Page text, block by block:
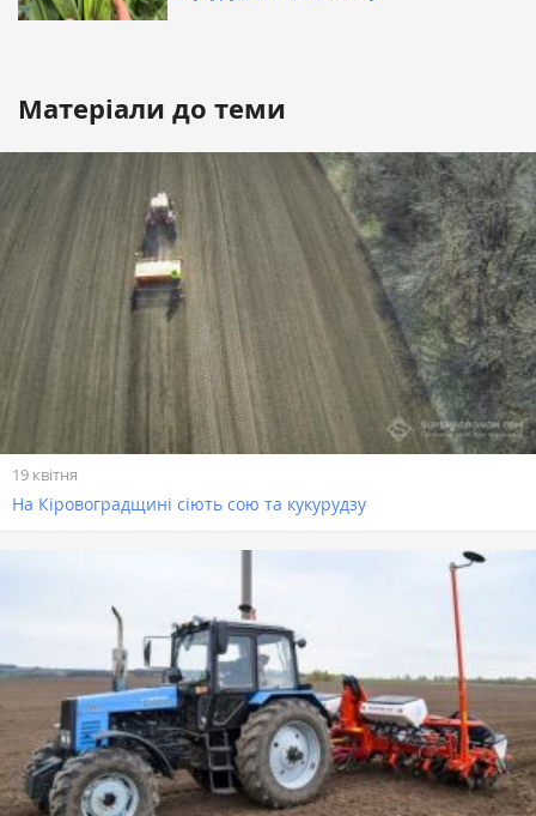
Матеріали до теми
19 квітня
На Кіровоградщині сіють сою та кукурудзу